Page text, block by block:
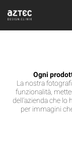
Ogni
La nostra
funzionalità,
dell’azienda che
per immagini